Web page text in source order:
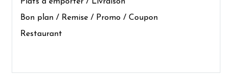
Bon plan / Remise / Promo / Coupon
Restaurant